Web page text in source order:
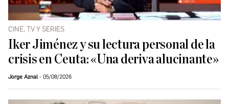
CINE, TV Y SERIES
Iker Jiménez y su lectura personal de la
crisis en Ceuta: «Una deriva alucinante»
Jorge Aznal 05/08/2026